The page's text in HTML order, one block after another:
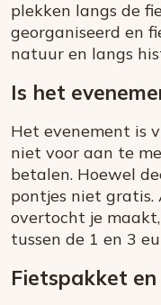
plekken langs de
georganiseerd en
natuur en langs
Is het
Het evenement is
niet voor aan te
betalen. Hoewel
pontjes niet
overtocht je
tussen de 1 en 3
Fietspakket